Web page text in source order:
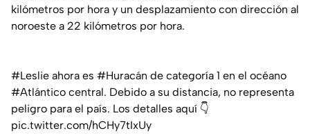
kilómetros por hora y un desplazamiento con dirección al
noroeste a 22 kilómetros por hora.
#Leslie ahora es #Huracán de categoría 1 en el océano
#Atlántico central. Debido a su distancia, no representa
peligro para el país. Los detalles aquí 👇
pic.twitter.com/hCHy7tIxUy